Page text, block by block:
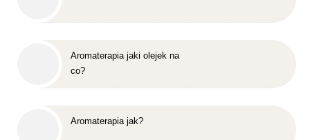
Aromaterapia jaki olejek na
co?
Aromaterapia jak?